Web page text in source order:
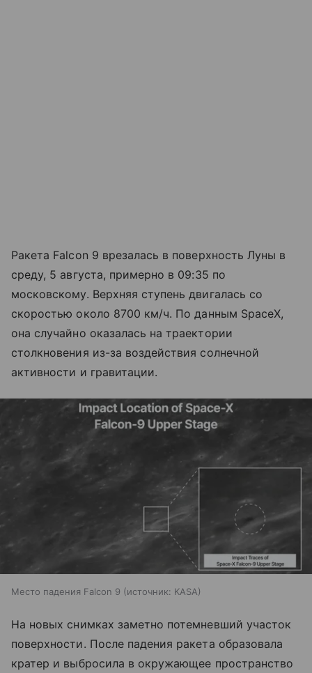
Ракета Falcon 9 врезалась в поверхность Луны в
среду, 5 августа, примерно в 09:35 по
московскому. Верхняя ступень двигалась со
скоростью около 8700 км/ч. По данным SpaceX,
она случайно оказалась на траектории
столкновения из-за воздействия солнечной
активности и гравитации.
Место падения Falcon 9 источник: KASA
На новых снимках заметно потемневший участок
поверхности. После падения ракета образовала
кратер и выбросила в окружающее пространство